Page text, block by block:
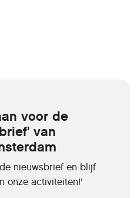
voor de
van
nieuwsbrief en blijf
onze activiteiten!'